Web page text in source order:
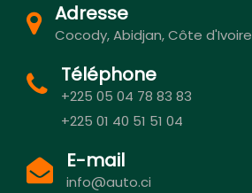
Adresse
Cocody, Abidjan, Côte d'Ivoire
Téléphone
+225 05 04 78 83 83
+225 01 40 51 51 04
E-mail
info@auto.ci